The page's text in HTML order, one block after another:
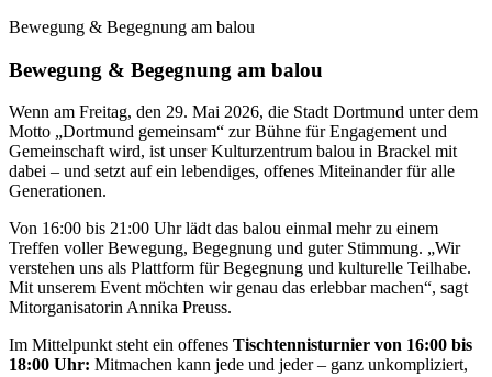
Bewegung & Begegnung am balou
Bewegung & Begegnung am balou
Wenn am Freitag, den 29. Mai 2026, die Stadt Dortmund unter dem
Motto „Dortmund gemeinsam“ zur Bühne für Engagement und
Gemeinschaft wird, ist unser Kulturzentrum balou in Brackel mit
dabei – und setzt auf ein lebendiges, offenes Miteinander für alle
Generationen.
Von 16:00 bis 21:00 Uhr lädt das balou einmal mehr zu einem
Treffen voller Bewegung, Begegnung und guter Stimmung. „Wir
verstehen uns als Plattform für Begegnung und kulturelle Teilhabe.
Mit unserem Event möchten wir genau das erlebbar machen“, sagt
Mitorganisatorin Annika Preuss.
Im Mittelpunkt steht ein offenes Tischtennisturnier von 16:00 bis
18:00 Uhr: Mitmachen kann jede und jeder – ganz unkompliziert,